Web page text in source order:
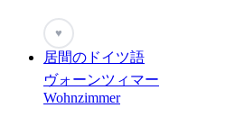
♥
居間のドイツ語
ヴォーンツィマー
Wohnzimmer